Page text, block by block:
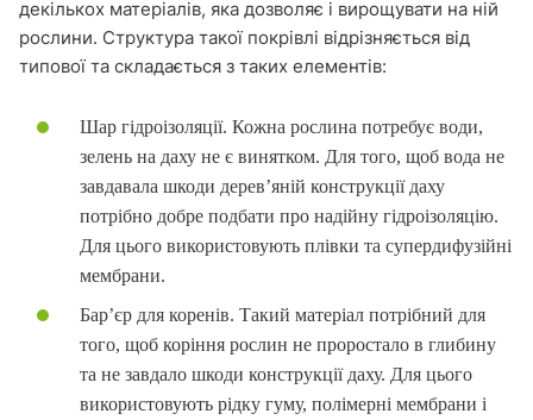
декількох матеріалів, яка дозволяє і вирощувати на ній
рослини. Структура такої покрівлі відрізняється від
типової та складається з таких елементів:
Шар гідроізоляції. Кожна рослина потребує води,
зелень на даху не є винятком. Для того, щоб вода не
завдавала шкоди дерев’яній конструкції даху
потрібно добре подбати про надійну гідроізоляцію.
Для цього використовують плівки та супердифузійні
мембрани.
Бар’єр для коренів. Такий матеріал потрібний для
того, щоб коріння рослин не проростало в глибину
та не завдало шкоди конструкції даху. Для цього
використовують рідку гуму, полімерні мембрани і